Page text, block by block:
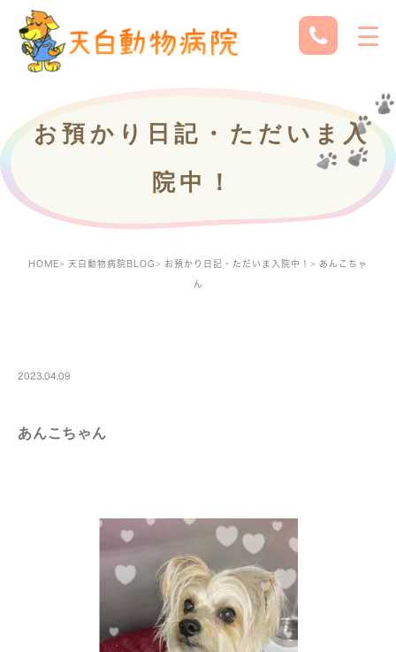
お預かり日記・ただいま入
院中！
HOME 天白動物病院BLOG お預かり日記・ただいま入院中！ あんこちゃ
ん
2023.04.09
あんこちゃん